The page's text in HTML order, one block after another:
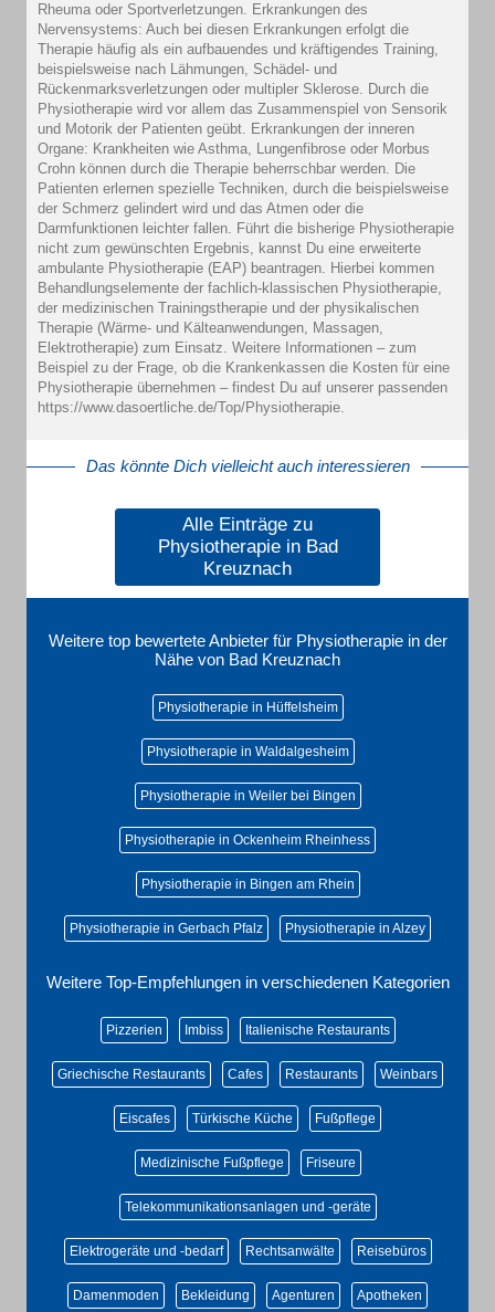
Rheuma oder Sportverletzungen. Erkrankungen des
Nervensystems: Auch bei diesen Erkrankungen erfolgt die
Therapie häufig als ein aufbauendes und kräftigendes Training,
beispielsweise nach Lähmungen, Schädel- und
Rückenmarksverletzungen oder multipler Sklerose. Durch die
Physiotherapie wird vor allem das Zusammenspiel von Sensorik
und Motorik der Patienten geübt. Erkrankungen der inneren
Organe: Krankheiten wie Asthma, Lungenfibrose oder Morbus
Crohn können durch die Therapie beherrschbar werden. Die
Patienten erlernen spezielle Techniken, durch die beispielsweise
der Schmerz gelindert wird und das Atmen oder die
Darmfunktionen leichter fallen. Führt die bisherige Physiotherapie
nicht zum gewünschten Ergebnis, kannst Du eine erweiterte
ambulante Physiotherapie (EAP) beantragen. Hierbei kommen
Behandlungselemente der fachlich-klassischen Physiotherapie,
der medizinischen Trainingstherapie und der physikalischen
Therapie (Wärme- und Kälteanwendungen, Massagen,
Elektrotherapie) zum Einsatz. Weitere Informationen – zum
Beispiel zu der Frage, ob die Krankenkassen die Kosten für eine
Physiotherapie übernehmen – findest Du auf unserer passenden
https://www.dasoertliche.de/Top/Physiotherapie.
Das könnte Dich vielleicht auch interessieren
Alle Einträge zu
Physiotherapie in Bad
Kreuznach
Weitere top bewertete Anbieter für Physiotherapie in der
Nähe von Bad Kreuznach
Physiotherapie in Hüffelsheim
Physiotherapie in Waldalgesheim
Physiotherapie in Weiler bei Bingen
Physiotherapie in Ockenheim Rheinhess
Physiotherapie in Bingen am Rhein
Physiotherapie in Gerbach Pfalz Physiotherapie in Alzey
Weitere Top-Empfehlungen in verschiedenen Kategorien
Pizzerien Imbiss Italienische Restaurants
Griechische Restaurants Cafes Restaurants Weinbars
Eiscafes Türkische Küche Fußpflege
Medizinische Fußpflege Friseure
Telekommunikationsanlagen und -geräte
Elektrogeräte und -bedarf Rechtsanwälte Reisebüros
Damenmoden Bekleidung Agenturen Apotheken